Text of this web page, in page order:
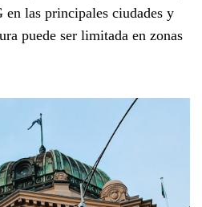
las principales ciudades y
puede ser limitada en zonas